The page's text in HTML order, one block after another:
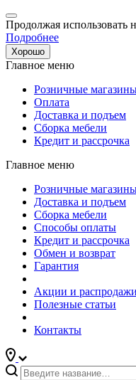
Продолжая использовать
Подробнее
Хорошо
Главное меню
Розничные
Оплата
Доставка и подъем
Сборка мебели
Кредит и рассрочка
Главное меню
Розничные
Доставка и подъем
Сборка мебели
Способы оплаты
Кредит и рассрочка
Обмен и возврат
Гарантия
Акции и распродажи
Полезные статьи
Контакты